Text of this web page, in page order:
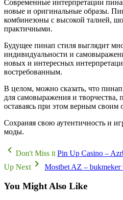
Современные интерпретации
новые и оригинальные образы.
комбинезоны с высокой талией,
практичными.
Будущее пинап стиля выглядит
индивидуальности и
новых и интересных
востребованным.
В целом, можно сказать, что пинап
для самовыражения и творчества,
оставаясь при этом верным
Сохраняя свою аутентичность и
моды.
Don't Miss it Pin Up Casino –
Up Next
Mostbet AZ – bukmeker
You Might Also Like